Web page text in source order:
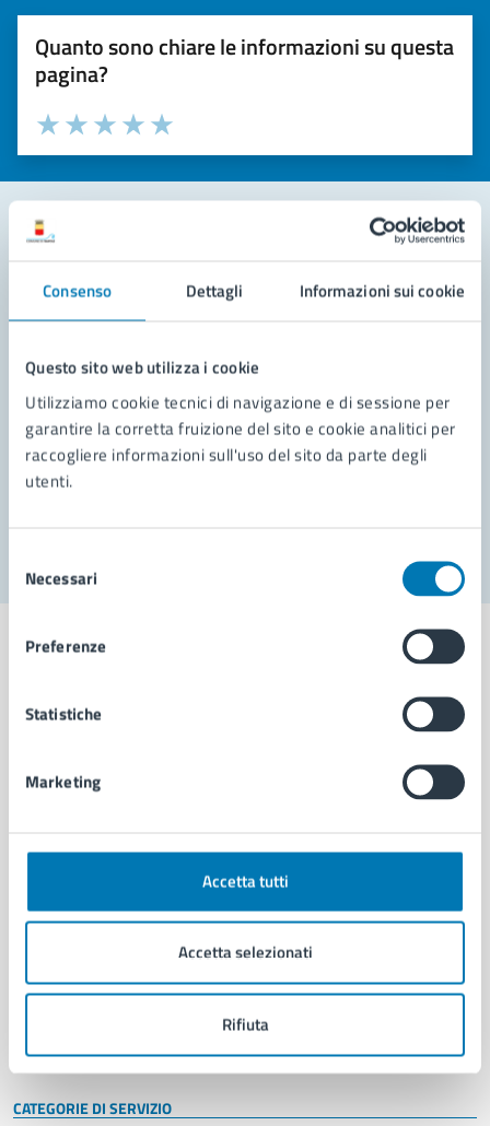
Consenso Dettagli Informazioni sui cookie
Questo sito web utilizza i cookie
Utilizziamo cookie tecnici di navigazione e di sessione per
garantire la corretta fruizione del sito e cookie analitici per
raccogliere informazioni sull'uso del sito da parte degli
utenti.
delNecessari
Preferenze
Statistiche
Marketing
Accetta tutti
Accetta selezionati
Rifiuta
Quanto sono chiare le informazioni su questa
pagina?
Valuta la chiarezza delle informazioni (da 1 a 5 stelle)
Seleziona il numero di stelle per valutare la chiarezza delle
Valuta 5 stelle su 5
Valuta 4 stelle su 5
Valuta 3 stelle su 5
Valuta 2 stelle su 5
Valuta 1 stelle su 5
Leggi le domande frequenti
Richiedi assistenza
Prenota appuntamento
Problemi in città
Comune di Napoli
AMMINISTRAZIONE
Organi di governo
Enti e fondazioni
Personale amministrativo
Intranet, posta aziendale e protocollo
CATEGORIE DI SERVIZIO